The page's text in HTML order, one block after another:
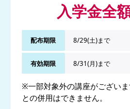
入学金全
配布期限 8/29(土)まで
有効期限 8/31(月)まで
※一部対象外の講座がござい
との併用はできません。